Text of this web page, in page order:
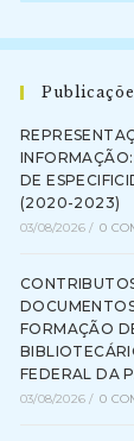
DE
(2020-2023)
03/08/2026 / 0
FORMAÇÃO
FEDERAL DA
03/08/2026 / 0